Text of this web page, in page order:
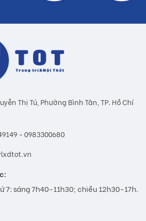
Thị Tú, Phường Bình Tân, TP. Hồ Chí
- 0983300680
7: sáng 7h40-11h30; chiều 12h30-17h.